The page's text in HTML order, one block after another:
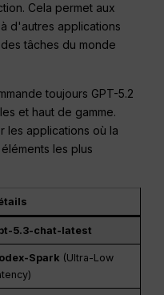
Cela permet aux
d'autres applications
tâches du monde
toujours GPT-5.2
et haut de gamme.
les applications où la
les plus
5.3-chat-latest
Spark (Ultra-Low